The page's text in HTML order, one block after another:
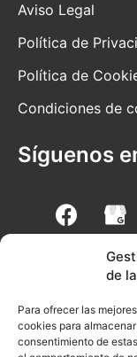
de
Para ofrecer las
cookies para
consentimiento de
Aviso Legal
Política de
Política de
Condiciones de
Síguenos
a
c
e
o
k